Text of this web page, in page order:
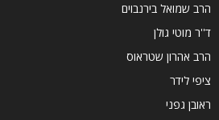
הרב שמואל בירנבוים
ד''ר מוטי גולן
הרב אהרון שטראוס
ציפי לידר
ראובן גפני